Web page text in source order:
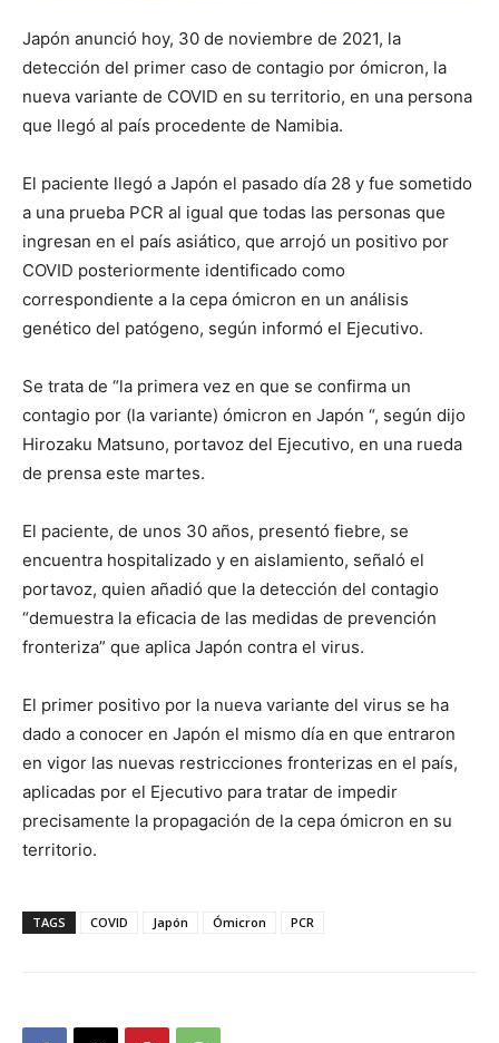
Japón anunció hoy, 30 de noviembre de 2021, la
detección del primer caso de contagio por ómicron, la
nueva variante de COVID en su territorio, en una persona
que llegó al país procedente de Namibia.
El paciente llegó a Japón el pasado día 28 y fue sometido
a una prueba PCR al igual que todas las personas que
ingresan en el país asiático, que arrojó un positivo por
COVID posteriormente identificado como
correspondiente a la cepa ómicron en un análisis
genético del patógeno, según informó el Ejecutivo.
Se trata de “la primera vez en que se confirma un
contagio por (la variante) ómicron en Japón “, según dijo
Hirozaku Matsuno, portavoz del Ejecutivo, en una rueda
de prensa este martes.
El paciente, de unos 30 años, presentó fiebre, se
encuentra hospitalizado y en aislamiento, señaló el
portavoz, quien añadió que la detección del contagio
“demuestra la eficacia de las medidas de prevención
fronteriza” que aplica Japón contra el virus.
El primer positivo por la nueva variante del virus se ha
dado a conocer en Japón el mismo día en que entraron
en vigor las nuevas restricciones fronterizas en el país,
aplicadas por el Ejecutivo para tratar de impedir
precisamente la propagación de la cepa ómicron en su
territorio.
TAGS COVID Japón Ómicron PCR